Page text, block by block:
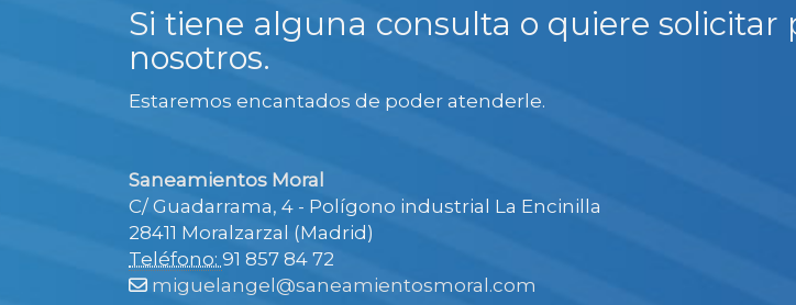
Si tiene alguna consulta o quiere solicitar
nosotros.
Estaremos encantados de poder atenderle.
Saneamientos Moral
C/ Guadarrama, 4 - Polígono industrial La Encinilla
28411 Moralzarzal (Madrid)
Teléfono: 91 857 84 72
miguelangel
saneamientosmoral.com